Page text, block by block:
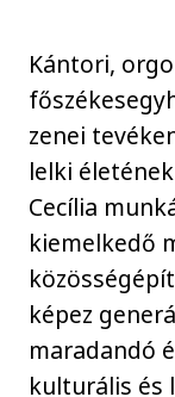
Kántori,
zenei
lelki
Cecília
kiemelkedő
képez
maradandó
kulturális és